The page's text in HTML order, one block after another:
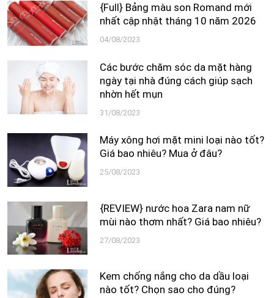
{Full} Bảng màu son Romand mới
nhất cập nhật tháng 10 năm 2026
04/08/2023
Các bước chăm sóc da mặt hàng
ngày tại nhà đúng cách giúp sạch
nhờn hết mụn
31/08/2023
Máy xông hơi mặt mini loại nào tốt?
Giá bao nhiêu? Mua ở đâu?
25/08/2023
{REVIEW} nước hoa Zara nam nữ
mùi nào thơm nhất? Giá bao nhiêu?
27/08/2023
Kem chống nắng cho da dầu loại
nào tốt? Chọn sao cho đúng?